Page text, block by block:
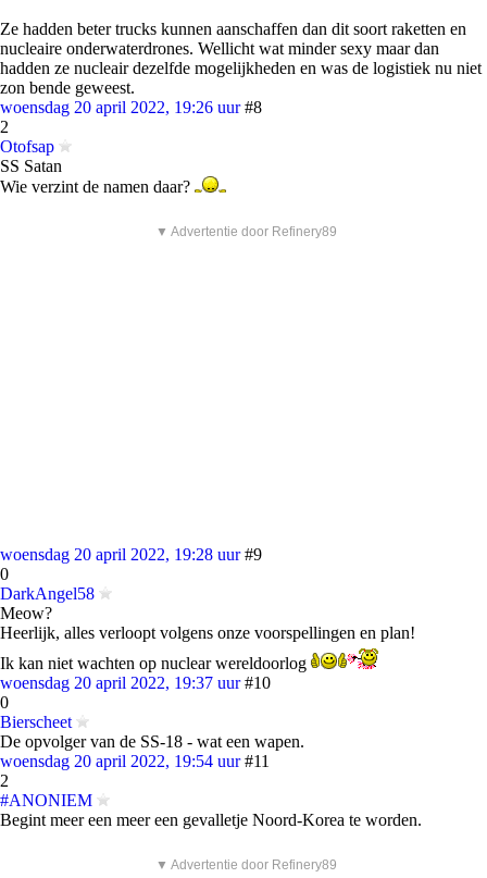
Ze hadden beter trucks kunnen aanschaffen dan dit soort raketten en
nucleaire onderwaterdrones. Wellicht wat minder sexy maar dan
hadden ze nucleair dezelfde mogelijkheden en was de logistiek nu niet
zon bende geweest.
woensdag 20 april 2022, 19:26 uur #8
2
Otofsap
SS Satan
Wie verzint de namen daar?
▼ Advertentie door Refinery89
woensdag 20 april 2022, 19:28 uur #9
0
DarkAngel58
Meow?
Heerlijk, alles verloopt volgens onze voorspellingen en plan!
Ik kan niet wachten op nuclear wereldoorlog
woensdag 20 april 2022, 19:37 uur #10
0
Bierscheet
De opvolger van de SS-18 - wat een wapen.
woensdag 20 april 2022, 19:54 uur #11
2
#ANONIEM
Begint meer een meer een gevalletje Noord-Korea te worden.
▼ Advertentie door Refinery89